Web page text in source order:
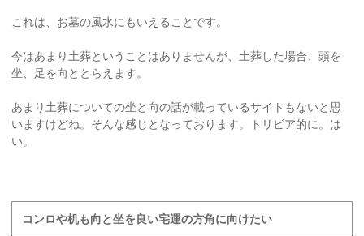
これは、お墓の風水にもいえることです。
今はあまり土葬ということはありませんが、土葬した場合、頭を
坐、足を向ととらえます。
あまり土葬についての坐と向の話が載っているサイトもないと思
いますけどね。そんな感じとなっております。トリビア的に。は
い。
コンロや机も向と坐を良い宅運の方角に向けたい